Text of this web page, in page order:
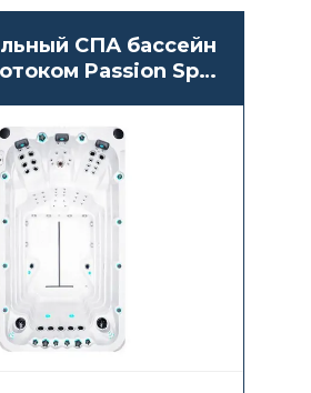
СПА бассейн
Passion Spas